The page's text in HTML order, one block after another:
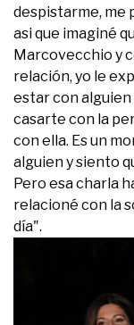
despistarme, me
asi que imaginé
Marcovecchio y
relación, yo le
estar con alguien
casarte con la
con ella. Es un
alguien y siento
Pero esa charla
relacioné con la
día".